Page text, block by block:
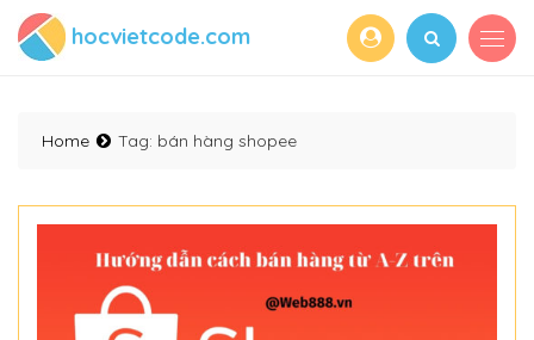
hocvietcode.com
Home Tag: bán hàng shopee